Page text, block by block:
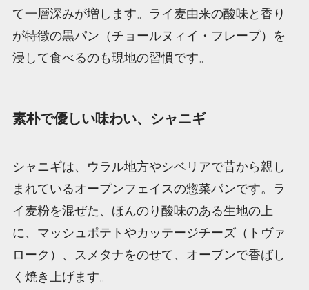
て一層深みが増します。ライ麦由来の酸味と香り
が特徴の黒パン（チョールヌィイ・フレープ）を
浸して食べるのも現地の習慣です。
素朴で優しい味わい、シャニギ
シャニギは、ウラル地方やシベリアで昔から親し
まれているオープンフェイスの惣菜パンです。ラ
イ麦粉を混ぜた、ほんのり酸味のある生地の上
に、マッシュポテトやカッテージチーズ（トヴァ
ローク）、スメタナをのせて、オーブンで香ばし
く焼き上げます。